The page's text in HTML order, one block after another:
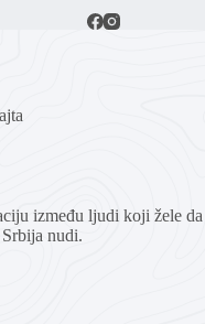
između ljudi koji žele
nudi.